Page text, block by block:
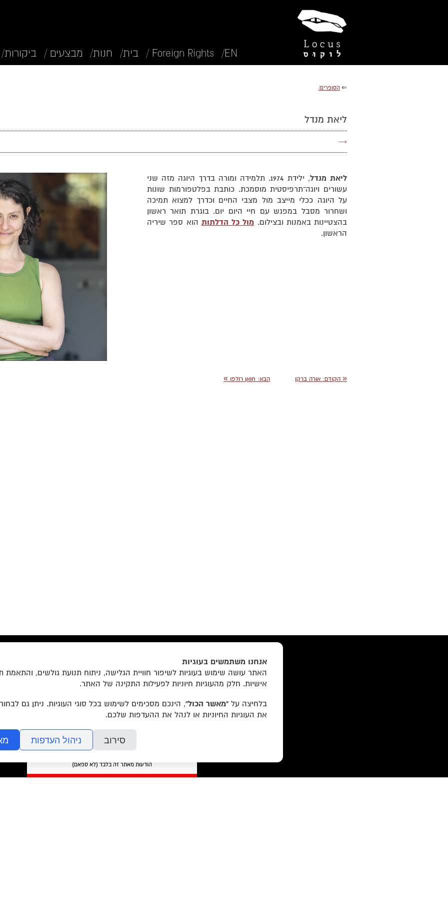
EN/
Foreign Rights / בית/ חנות/ מבצעים / ביקורות/
⇐ הסופרים/
ליאת מנדל
→
ליאת מנדל
, ילידת 1974. תלמידה ומורה בדרך היוגה מזה שני
עשורים ויוגה־תרפיסטית מוסמכת. כותבת בפלטפורמות שונות
על היוגה ככלי מייצב מול מצבי החיים וכדרך למצוא תמיכה
ושחרור מסבל במפגש עם חיי היום יום. בוגרת תואר ראשון
בהצטיינות באמנות ובצילום. מול כל הדלתות הוא ספר שיריה
הראשון.
« הקודם: אורה ברקן הבא: חואן רולפו »
הודעות מאתר זה בלבד (לא ספאם)
אנחנו משתמשים בעוגיות
האתר עושה שימוש בעוגיות לשיפור חוויית הגלישה, ניתוח תנועת גולשים, והתאמת
אישיות. חלק מהעוגיות חיוניות לפעילות התקינה של האתר.
בלחיצה על “מאשר הכול”, הינכם מסכימים לשימוש בכל סוגי העוגיות. ניתן גם
את העוגיות החיוניות או לנהל את ההעדפות שלכם.
סירוב ניהול העדפות